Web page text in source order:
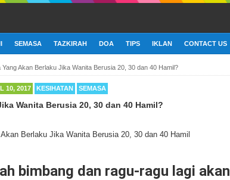
SEMASA TAZKIRAH DOA TIPS IKLAN CONTACT US
Yang Akan Berlaku Jika Wanita Berusia 20, 30 dan 40 Hamil?
10, 2017 KESIHATAN SEMASA
Wanita Berusia 20, 30 dan 40 Hamil?
bimbang dan ragu-ragu lagi akan